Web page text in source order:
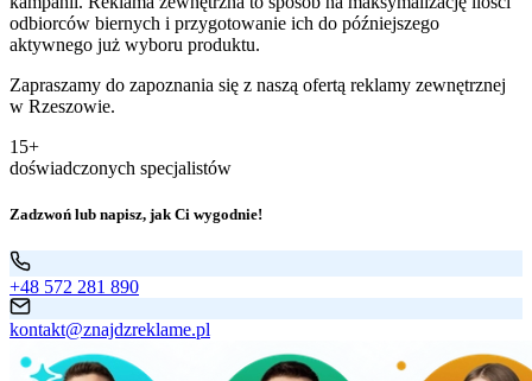
odbiorców biernych i przygotowanie ich do późniejszego
aktywnego już wyboru produktu.
Zapraszamy do zapoznania się z naszą ofertą reklamy zewnętrznej
w Rzeszowie.
15+
doświadczonych specjalistów
Zadzwoń lub napisz, jak Ci wygodnie!
+48 572 281 890
kontakt@znajdzreklame.pl